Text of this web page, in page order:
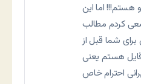
اما این
کردم مطالب
شما قبل از
قایل هستم یعنی
احترام خاص